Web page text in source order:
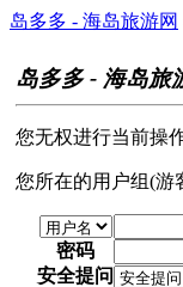
岛多多 - 海岛旅游网
岛多多 - 海岛旅
您无权进行当前操
您所在的用户组(游
密码
安全提问